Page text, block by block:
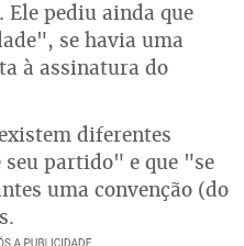
Ele pediu ainda que
se havia uma
à assinatura do
diferentes
partido" e que "se
uma convenção (do